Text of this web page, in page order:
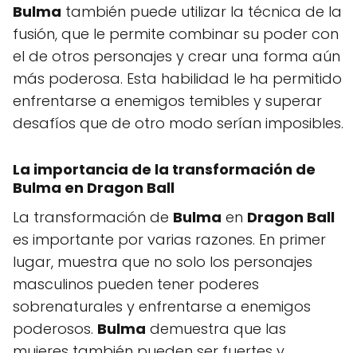
Bulma también puede utilizar la técnica de la
fusión, que le permite combinar su poder con
el de otros personajes y crear una forma aún
más poderosa. Esta habilidad le ha permitido
enfrentarse a enemigos temibles y superar
desafíos que de otro modo serían imposibles.
La importancia de la transformación de
Bulma en Dragon Ball
La transformación de Bulma en Dragon Ball
es importante por varias razones. En primer
lugar, muestra que no solo los personajes
masculinos pueden tener poderes
sobrenaturales y enfrentarse a enemigos
poderosos. Bulma demuestra que las